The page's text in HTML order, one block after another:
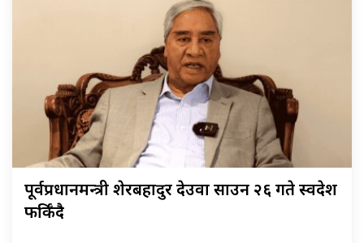
पूर्वप्रधानमन्त्री शेरबहादुर देउवा साउन २६ गते स्वदेश
फर्किँदै